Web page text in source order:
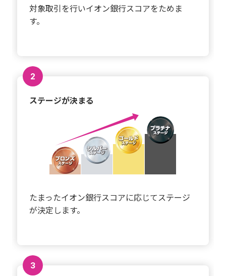
対象取引を行いイオン銀行スコアをためま
す。
2
ステージが決まる
たまったイオン銀行スコアに応じてステージ
が決定します。
3